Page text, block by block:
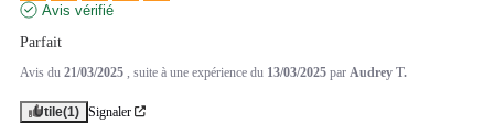
Avis vérifié
Parfait
Avis du 21/03/2025 , suite à une expérience du 13/03/2025 par Audrey T.
Utile(1) Signaler